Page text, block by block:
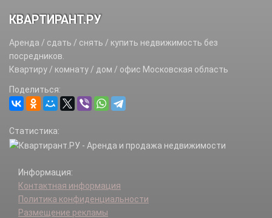
КВАРТИРАНТ.РУ
Аренда / сдать / снять / купить недвижимость без
посредников.
Квартиру / комнату / дом / офис Московская область
Поделиться:
Статистика:
Информация:
Контактная информация
Политика конфиденциальности
Размещение рекламы